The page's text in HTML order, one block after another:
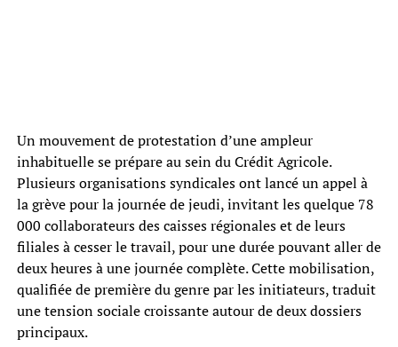
Un mouvement de protestation d’une ampleur
inhabituelle se prépare au sein du Crédit Agricole.
Plusieurs organisations syndicales ont lancé un appel à
la grève pour la journée de jeudi, invitant les quelque 78
000 collaborateurs des caisses régionales et de leurs
filiales à cesser le travail, pour une durée pouvant aller de
deux heures à une journée complète. Cette mobilisation,
qualifiée de première du genre par les initiateurs, traduit
une tension sociale croissante autour de deux dossiers
principaux.